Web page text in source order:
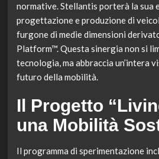
normative. Stellantis porterà la sua
progettazione e produzione di
furgone di medie dimensioni
Platform™. Questa sinergia non si
tecnologia, ma abbraccia un’intera
futuro della mobilità.
Il Progetto
una Mobilità
Il programma di sperimentazione